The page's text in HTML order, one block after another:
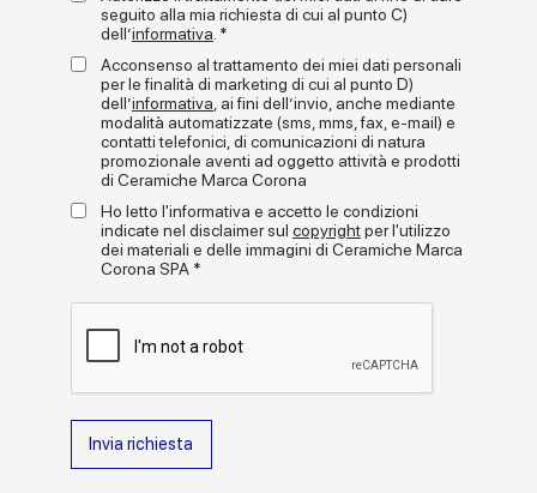
La collezione reinterpreta questo elemento attraverso un
progetto contemporaneo basato su stonalizzazione e
struttura grafica. Ogni colore è composto datre livelli
tonali - chiaro, medio e scuro - già miscelati, mentre la
grafica non è uniforme ma costruita per stratificazioni che
generano movimento sulla superficie.
La combinazione crea pareti in cui levariazioni cromatiche
e la struttura grafica contribuiscono a un effetto naturale e
dinamico. La superficie è arricchita dauna finitura lucida in
pasta vetrosa, da un leggero effetto tridimensionale del
tampone e da una micro-texture sottostante. Questi elementi
amplificano i riflessi della luce e rendono la superficie piacevole
La collezione è proposta in
da una variazione tonale interna che rafforza l’effetto materico
del brick. Il formato compatto
consente diversi
schemi di posa - orizzontali, verticali o sfalsati - offrendo
Adatta perrivestimenti interni ed esterni
Aroma è pensata per ambienti residenziali e commerciali e
+leggi tutto
Gallery
seguito alla mia richiesta di cui al punto C)
dell’informativa . *
Acconsenso al trattamento dei miei dati personali
per le finalità di marketing di cui al punto D)
dell’informativa , ai fini dell’invio, anche mediante
modalità automatizzate (sms, mms, fax, e-mail) e
contatti telefonici, di comunicazioni di natura
promozionale aventi ad oggetto attività e prodotti
di Ceramiche Marca Corona
Ho letto l'informativa e accetto le condizioni
indicate nel disclaimer sul copyrightper l'utilizzo
dei materiali e delle immagini di Ceramiche Marca
Corona SPA *
Invia richiesta